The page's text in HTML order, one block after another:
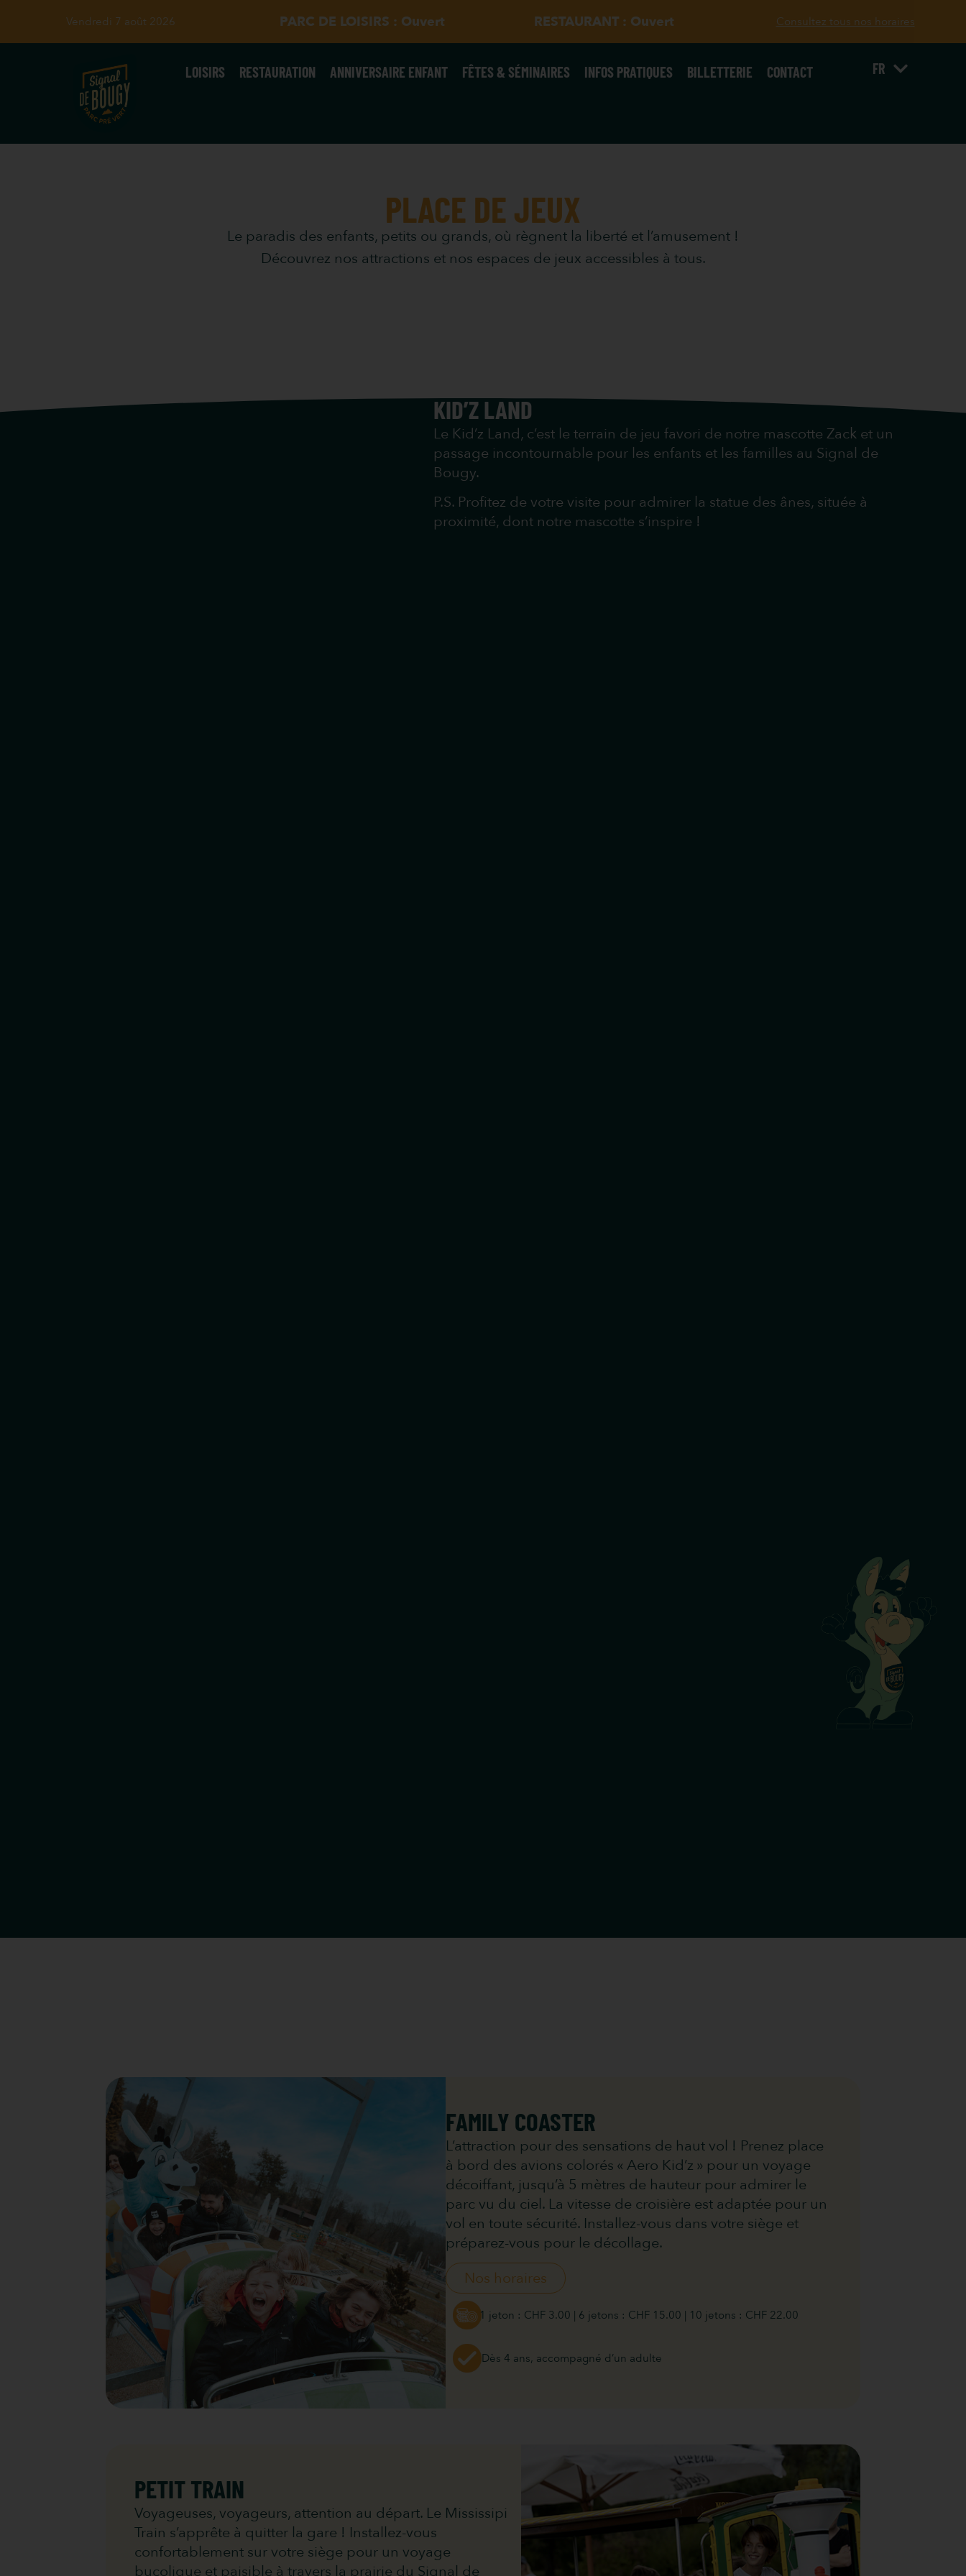
Vendredi 7 août 2026 PARC DE LOISIRS : Ouvert RESTAURANT : Ouvert Consultez tous nos horaires
LOISIRS RESTAURATION ANNIVERSAIRE ENFANT FÊTES & SÉMINAIRES INFOS PRATIQUES BILLETTERIE CONTACT FR
PLACE DE JEUX
Le paradis des enfants, petits ou grands, où règnent la liberté et l’amusement !
Découvrez nos attractions et nos espaces de jeux accessibles à tous.
KID’Z LAND
Le Kid’z Land, c’est le terrain de jeu favori de notre mascotte Zack et un
passage incontournable pour les enfants et les familles au Signal de
Bougy.
P.S. Profitez de votre visite pour admirer la statue des ânes, située à
proximité, dont notre mascotte s’inspire !
FAMILY COASTER
L’attraction pour des sensations de haut vol ! Prenez place
à bord des avions colorés « Aero Kid’z » pour un voyage
décoiffant, jusqu’à 5 mètres de hauteur pour admirer le
parc vu du ciel. La vitesse de croisière est adaptée pour un
vol en toute sécurité. Installez-vous dans votre siège et
préparez-vous pour le décollage.
Nos horaires
1 jeton : CHF 3.00 | 6 jetons : CHF 15.00 | 10 jetons : CHF 22.00
Dès 4 ans, accompagné d’un adulte
PETIT TRAIN
Voyageuses, voyageurs, attention au départ. Le Mississipi
Train s’apprête à quitter la gare ! Installez-vous
confortablement sur votre siège pour un voyage
bucolique et paisible à travers la prairie du Signal de